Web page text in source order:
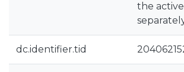
the
dc.identifier.tid